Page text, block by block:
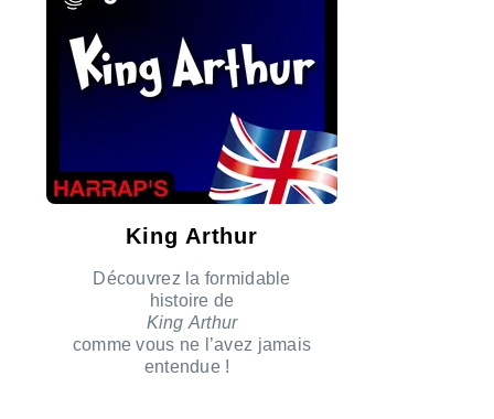
King Arthur
Découvrez la formidable
histoire de
King Arthur
comme vous ne l’avez jamais
entendue !